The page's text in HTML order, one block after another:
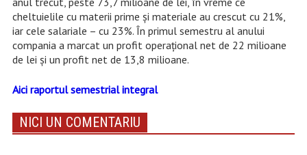
cheltuielile cu materii prime și materiale au crescut cu 21%,
iar cele salariale – cu 23%. În primul semestru al anului
compania a marcat un profit operațional net de 22 milioane
de lei și un profit net de 13,8 milioane.
Aici raportul semestrial integral
NICI UN COMENTARIU